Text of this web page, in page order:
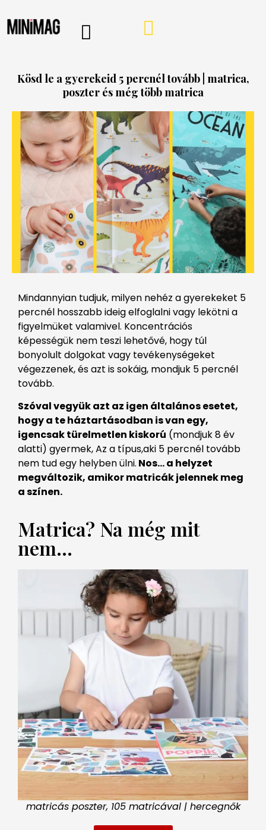
Kösd le a gyerekeid 5 percnél tovább | matrica,
poszter és még több matrica
Mindannyian tudjuk, milyen nehéz a gyerekeket 5
percnél hosszabb ideig elfoglalni vagy lekötni a
figyelmüket valamivel. Koncentrációs
képességük nem teszi lehetővé, hogy túl
bonyolult dolgokat vagy tevékenységeket
végezzenek, és azt is sokáig, mondjuk 5 percnél
tovább.
Szóval vegyük azt az igen általános esetet,
hogy a te háztartásodban is van egy,
igencsak türelmetlen kiskorú (mondjuk 8 év
alatti) gyermek, Az a típus,aki 5 percnél tovább
nem tud egy helyben ülni. Nos… a helyzet
megváltozik, amikor matricák jelennek meg
a színen.
Matrica? Na még mit
nem...
matricás poszter, 105 matricával | hercegnők